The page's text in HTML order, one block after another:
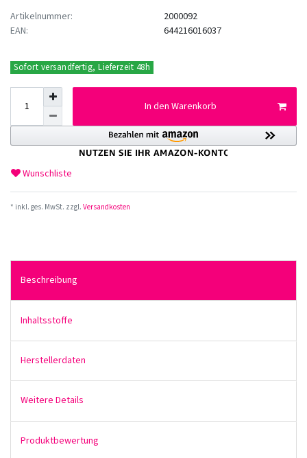
Artikelnummer:
EAN:
2000092
644216016037
Sofort versandfertig, Lieferzeit 48h
In den Warenkorb
Wunschliste
* inkl. ges. MwSt. zzgl. Versandkosten
Beschreibung
Inhaltsstoffe
Herstellerdaten
Weitere Details
Produktbewertung